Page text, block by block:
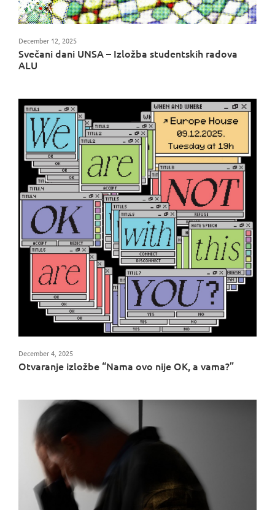
Svečani dani UNSA – Izložba studentskih radova
ALU
December 12, 2025
Otvaranje izložbe “Nama ovo nije OK, a vama?”
December 4, 2025